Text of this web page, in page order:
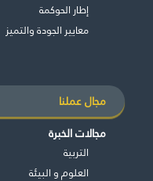
إطار الحوكمة
معايير الجودة والتميز
مجال عملنا
مجالات الخبرة
التربية
العلوم و البيئة